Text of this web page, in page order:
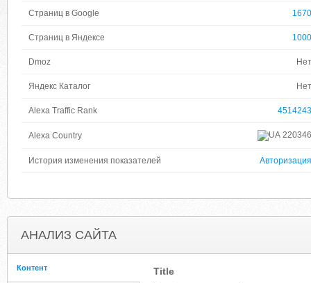
Страниц в Google 1670
Страниц в Яндексе 1000
Dmoz Нет
Яндекс Каталог Нет
Alexa Traffic Rank 4514243
Alexa Country 220346
История изменения показателей Авторизация
АНАЛИЗ САЙТА
Контент Title